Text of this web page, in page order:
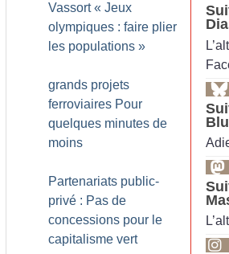
Vassort « Jeux
olympiques : faire plier
les populations »
grands projets
ferroviaires Pour
quelques minutes de
moins
Partenariats public-
privé : Pas de
concessions pour le
capitalisme vert